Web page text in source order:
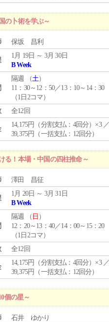
の卜術を学ぶ～
保坂 昌利
1月 19日 ～ 3月 30日
B Week
隔週 （土）
11：30～12：50／13：10～14：30
（1日2コマ）
全12回
14,175円（分割支払：4回分）×3
39,375円（一括支払：12回分）
る！本場・中国の四柱推命～
澤田 昌征
1月 20日 ～ 3月 31日
B Week
隔週 （ 日 ）
12：20～13：40／14：00～15：20
（1日2コマ）
全12回
14,175円（分割支払：4回分）×3
39,375円（一括支払：12回分）
個の星～
石井 ゆかり